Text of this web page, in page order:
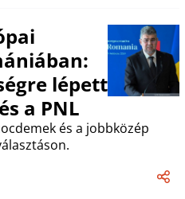
lépett
a PNL
és a jobbközép